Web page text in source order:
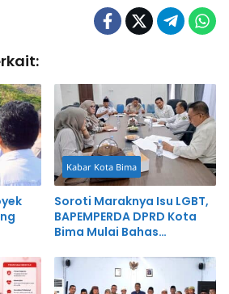
Kabar Kota Bima
Soroti Maraknya Isu LGBT,
BAPEMPERDA DPRD Kota
Bima Mulai Bahas
Pencegahan